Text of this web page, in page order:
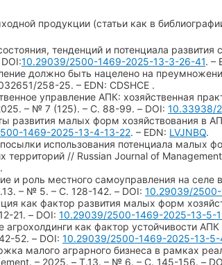
продукции (статьи как в
тенденций и потенциала
10.29039/2500-1469-2025-13-3-26-41. –
должно быть нацелено на
258-25. – EDN: CDSHCE .
управление АПК: хозяйственная
– № 7 (125). – С. 88-99. – DOI: 10.33938/
развития малых форм хозяйствования в
1469-2025-13-4-13-22. – EDN: LVJNBQ.
использования потенциала малых
территорий // Russian Journal of
.
и роль местного самоуправления на селе
– № 5. – С. 128-142. – DOI: 10.29039/
как фактор развития малых форм
21. – DOI: 10.29039/2500-1469-2025-13-5-
как фактор устойчивости
52. – DOI: 10.29039/2500-1469-2025-13-
малого аграрного бизнеса в рамках
– 2025. – Т.13. – № 6. – С. 145-156. –